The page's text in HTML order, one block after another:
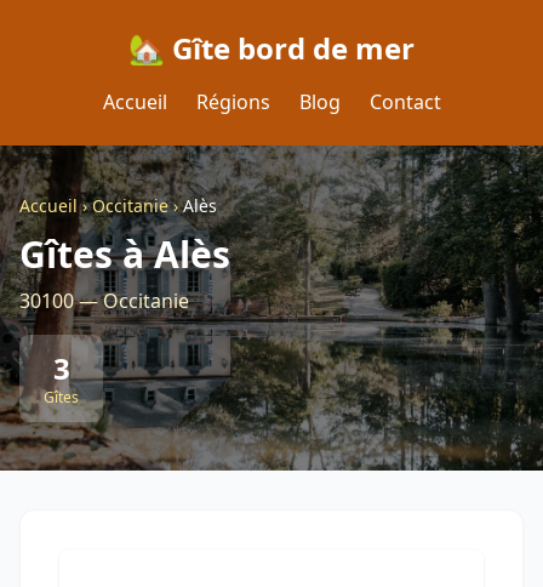
🏡 Gîte bord de mer
Accueil Régions Blog Contact
Accueil›Occitanie›Alès
Gîtes à Alès
30100 — Occitanie
3
Gîtes